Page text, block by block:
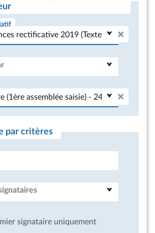
par critères
signataire uniquement